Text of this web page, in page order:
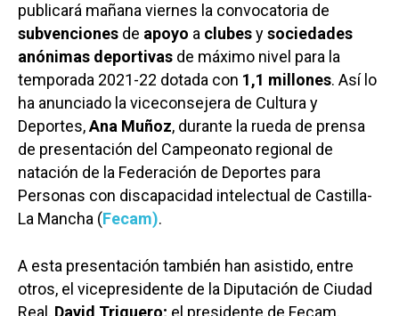
publicará mañana viernes la convocatoria de
subvenciones de apoyo a clubesysociedades
anónimas deportivas de máximo nivel para la
temporada 2021-22 dotada con 1,1 millones. Así lo
ha anunciado la viceconsejera de Cultura y
Deportes,Ana Muñoz, durante la rueda de prensa
de presentación del Campeonato regional de
natación de la Federación de Deportes para
Personas con discapacidad intelectual de Castilla-
La Mancha (Fecam).
A esta presentación también han asistido, entre
otros, el vicepresidente de la Diputación de Ciudad
Real, David Triguero; el presidente de Fecam,